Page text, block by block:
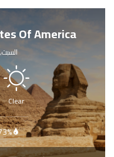
Of America
السبت,
Clear